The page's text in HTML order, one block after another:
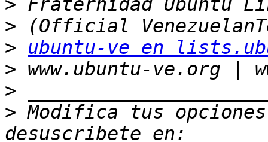
>
>
>
ubuntu-ve en
>
>
> Modifica tus